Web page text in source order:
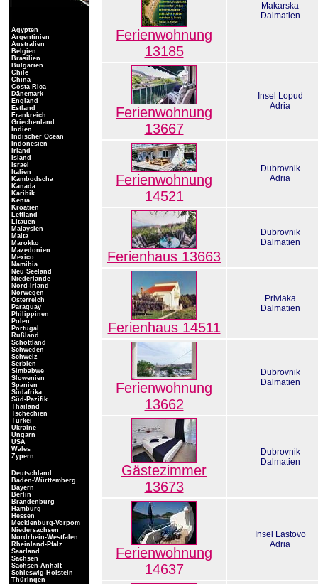
Ferienwohnung
13185
Makarska
Dalmatien
Ferienwohnung
13667
Insel Lopud
Adria
Ferienwohnung
14521
Dubrovnik
Adria
Ferienhaus 13663
Dubrovnik
Dalmatien
Ferienhaus 14511
Privlaka
Dalmatien
Ferienwohnung
13662
Dubrovnik
Dalmatien
Gästezimmer
13673
Dubrovnik
Dalmatien
Ferienwohnung
14637
Insel Lastovo
Adria
Ägypten
Argentinien
Australien
Belgien
Brasilien
Bulgarien
Chile
China
Costa Rica
Dänemark
England
Estland
Frankreich
Griechenland
Indien
Indischer Ocean
Indonesien
Irland
Island
Israel
Italien
Kambodscha
Kanada
Karibik
Kenia
Kroatien
Lettland
Litauen
Malaysien
Malta
Marokko
Mazedonien
Mexico
Namibia
Neu Seeland
Niederlande
Nord-Irland
Norwegen
Österreich
Paraguay
Philippinen
Polen
Portugal
Rußland
Schottland
Schweden
Schweiz
Serbien
Simbabwe
Slowenien
Spanien
Südafrika
Süd-Pazifik
Thailand
Tschechien
Türkei
Ukraine
Ungarn
USA
Wales
Zypern
Deutschland:
Baden-Württemberg
Bayern
Berlin
Brandenburg
Hamburg
Hessen
Mecklenburg-Vorpom
Niedersachsen
Nordrhein-Westfalen
Rheinland-Pfalz
Saarland
Sachsen
Sachsen-Anhalt
Schleswig-Holstein
Thüringen